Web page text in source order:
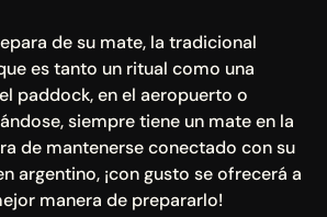
de su mate, la tradicional
es tanto un ritual como una
paddock, en el aeropuerto o
siempre tiene un mate en la
de mantenerse conectado con su
argentino, ¡con gusto se ofrecerá a
manera de prepararlo!